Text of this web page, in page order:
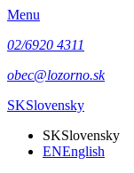
Menu
02/6920 4311
obec@lozorno.sk
SKSlovensky
SKSlovensky
ENEnglish